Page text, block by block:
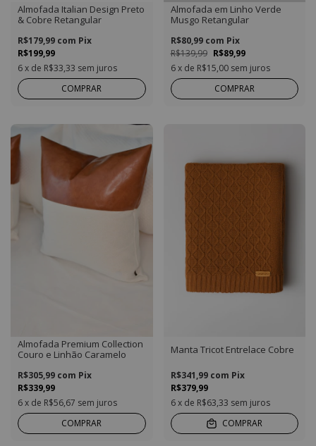
Almofada Italian Design Preto
& Cobre Retangular
R$199,99
R$179,99 com Pix
6x de R$33,33 sem juros
COMPRAR
Almofada em Linho Verde
Musgo Retangular
R$139,99 R$89,99
R$80,99 com Pix
6 x de R$15,00 sem juros
COMPRAR
Almofada Premium Collection
Couro e Linhão Caramelo
R$339,99
R$305,99 com Pix
6x de R$56,67 sem juros
COMPRAR
Manta Tricot Entrelace Cobre
R$379,99
R$341,99 com Pix
6 x de R$63,33 sem juros
COMPRAR